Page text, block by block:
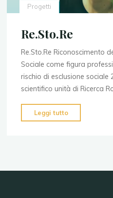
Progetti
Re.Sto.Re
Re.Sto.Re Riconoscimento
Sociale come figura
rischio di esclusione
scientifico unità di Ricerca
Leggi tutto